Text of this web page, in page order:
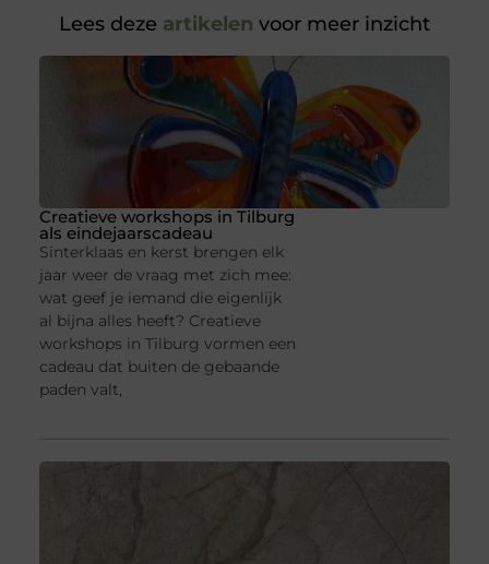
Lees deze artikelen voor meer inzicht
Creatieve workshops in Tilburg
als eindejaarscadeau
Sinterklaas en kerst brengen elk
jaar weer de vraag met zich mee:
wat geef je iemand die eigenlijk
al bijna alles heeft? Creatieve
workshops in Tilburg vormen een
cadeau dat buiten de gebaande
paden valt,